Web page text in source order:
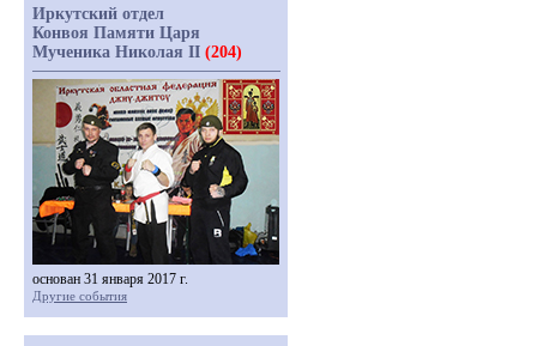
Иркутский отдел
Конвоя Памяти Царя
Мученика Николая II (204)
основан 31 января 2017 г.
Другие события